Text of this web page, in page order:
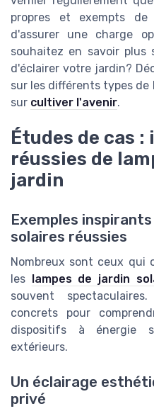
propres et exempts
d'assurer une charge
souhaitez en savoir plus
d'éclairer votre jardin?
sur les différents types de
sur cultiver l'avenir.
Études de cas
réussies de
jardin
Exemples
solaires réussies
Nombreux sont ceux
les
lampes de jardin
souvent
concrets pour
dispositifs à énergie
extérieurs.
Un éclairage
privé